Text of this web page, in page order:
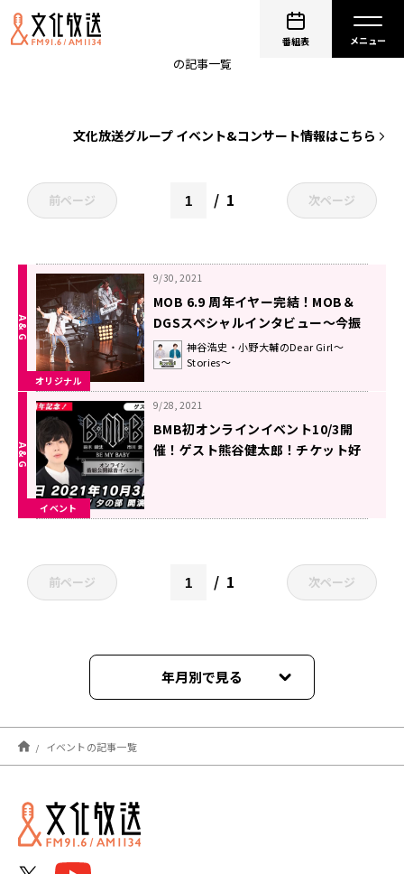
番組表
の記事一覧
文化放送グループ イベント&コンサート情報はこちら
前ページ 1 次ページ
オリジナル
9/30, 2021
MOB 6.9 周年イヤー完結！MOB＆
DGSスペシャルインタビュー〜今振
り返る俺たちの6.9〜「神谷浩史・小
野大輔のDear Girl 〜Stories〜」
神谷浩史・小野大輔のDear Girl～
Stories～
イベント
9/28, 2021
BMB初オンラインイベント10/3開
催！ゲスト熊谷健太郎！チケット好
前ページ 1 次ページ
年月別で見る
2026年08月
2026年07月
2026年06月
イベントの記事一覧